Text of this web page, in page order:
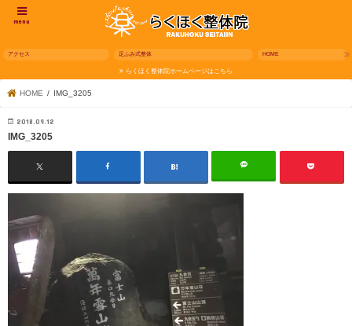
menu
アクセス 足ふみ式整体 HOME
らくほく整体院ホームページはこちら
HOME IMG_3205
2018.09.12
IMG_3205